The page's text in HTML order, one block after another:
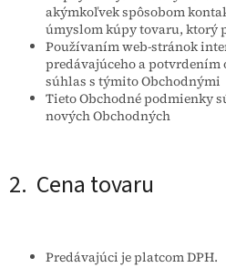
akýmkoľvek spôsobom
úmyslom kúpy tovaru, ktorý
Používaním web-stránok
predávajúceho a
súhlas s týmito Obchodnými
Tieto Obchodné podmienky
nových Obchodných
2. Cena tovaru
Predávajúci je platcom DPH.